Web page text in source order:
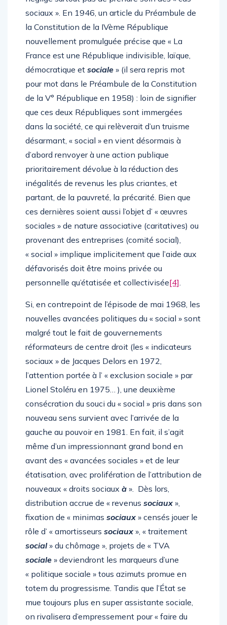
sociaux ». En 1946, un article du Préambule de
la Constitution de la IVème République
nouvellement promulguée précise que « La
France est une République indivisible, laïque,
démocratique et sociale » (il sera repris mot
pour mot dans le Préambule de la Constitution
de la V° République en 1958) : loin de signifier
que ces deux Républiques sont immergées
dans la société, ce qui relèverait d’un truisme
désarmant, « social » en vient désormais à
d’abord renvoyer à une action publique
prioritairement dévolue à la réduction des
inégalités de revenus les plus criantes, et
partant, de la pauvreté, la précarité. Bien que
ces dernières soient aussi l’objet d’ « œuvres
sociales » de nature associative (caritatives) ou
provenant des entreprises (comité social),
« social » implique implicitement que l’aide aux
défavorisés doit être moins privée ou
personnelle qu’étatisée et collectivisée[4].
Si, en contrepoint de l’épisode de mai 1968, les
nouvelles avancées politiques du « social » sont
malgré tout le fait de gouvernements
réformateurs de centre droit (les « indicateurs
sociaux » de Jacques Delors en 1972,
l’attention portée à l’ « exclusion sociale » par
Lionel Stoléru en 1975… ), une deuxième
consécration du souci du « social » pris dans son
nouveau sens survient avec l’arrivée de la
gauche au pouvoir en 1981. En fait, il s’agit
même d’un impressionnant grand bond en
avant des « avancées sociales » et de leur
étatisation, avec prolifération de l’attribution de
nouveaux « droits sociaux à ». Dès lors,
distribution accrue de « revenus sociaux »,
fixation de « minimas sociaux » censés jouer le
rôle d’ « amortisseurs sociaux », « traitement
social» du chômage », projets de « TVA
sociale » deviendront les marqueurs d’une
« politique sociale » tous azimuts promue en
totem du progressisme. Tandis que l’État se
mue toujours plus en super assistante sociale,
on rivalisera d’empressement pour « faire du